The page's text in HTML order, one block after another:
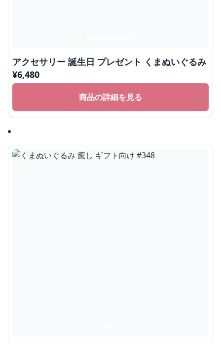
アクセサリー 誕生日 プレゼント くまぬいぐるみ
¥6,480
商品の詳細を見る